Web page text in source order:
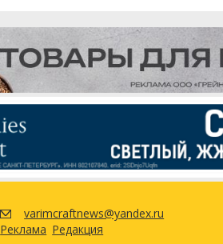
varimcraftnews@yandex.ru
Реклама Редакция